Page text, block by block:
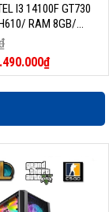
I3 14100F GT730
RAM 8GB/
256GB/ 500W/
₫